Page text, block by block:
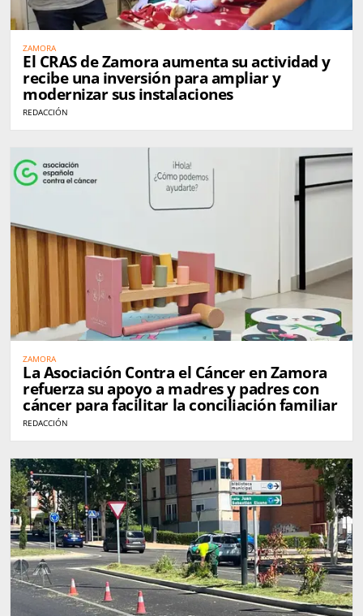
ZAMORA
El CRAS de Zamora aumenta su actividad y
recibe una inversión para ampliar y
modernizar sus instalaciones
REDACCIÓN
ZAMORA
La Asociación Contra el Cáncer en Zamora
refuerza su apoyo a madres y padres con
cáncer para facilitar la conciliación familiar
REDACCIÓN